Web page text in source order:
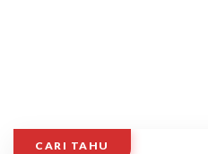
CARI TAHU